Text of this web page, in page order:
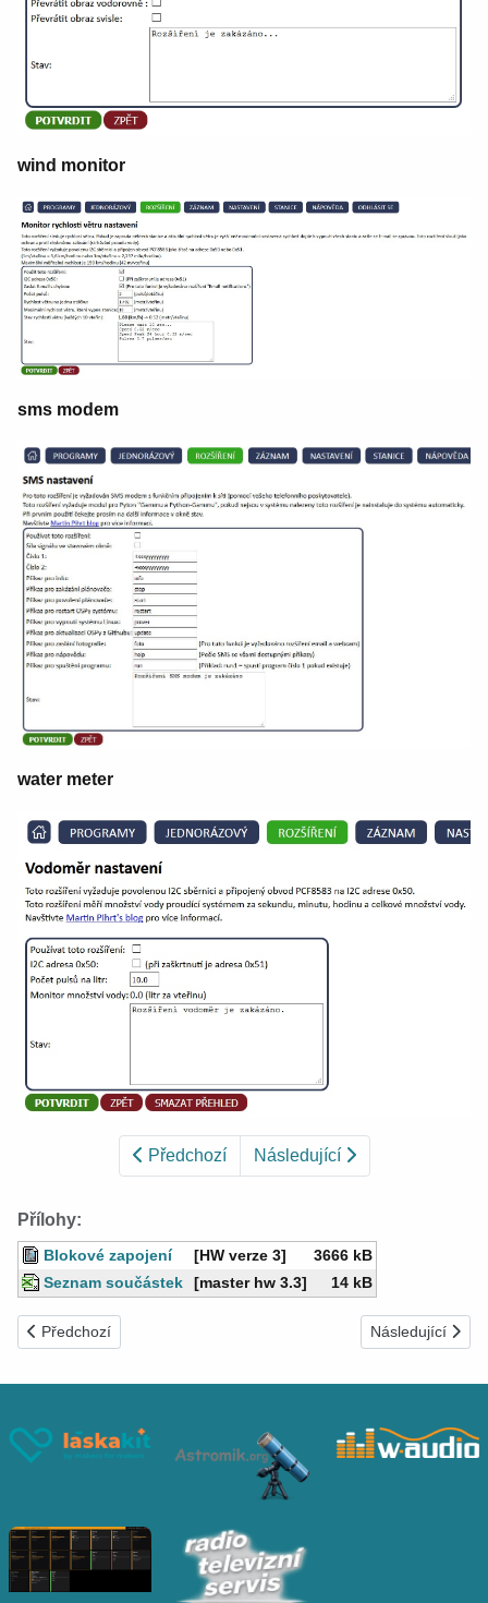
wind monitor
sms modem
water meter
Předchozí Následující
Přílohy:
Blokové zapojení [HW verze 3]
3666 kB
Seznam součástek
[master hw 3.3] 14 kB
Předchozí článek: Mi Home WiFi Security Camera 360° 1080P
Předchozí Další článek:
Následující